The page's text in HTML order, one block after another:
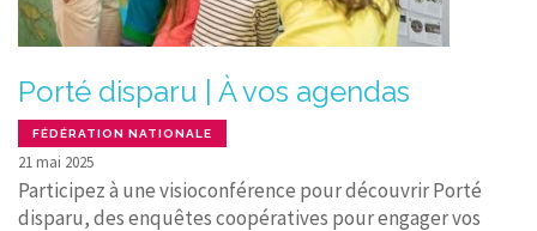
Porté disparu | À vos agendas
FÉDÉRATION NATIONALE
21 mai 2025
Participez à une visioconférence pour découvrir Porté
disparu, des enquêtes coopératives pour engager vos